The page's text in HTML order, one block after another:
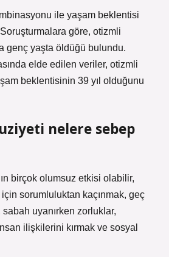
ile yaşam beklentisi
göre, otizmli
genç yaşta öldüğü bulundu.
elde edilen veriler, otizmli
beklentisinin 39 yıl olduğunu
nelere sebep
birçok olumsuz etkisi olabilir,
sorumluluktan kaçınmak, geç
uyanırken zorluklar,
insan ilişkilerini kırmak ve sosyal